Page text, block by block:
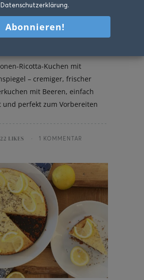
Ricotta-Kuchen mit
– cremiger, frischer
mit Beeren, einfach
und perfekt zum Vorbereiten
22 LIKES 1 KOMMENTAR
Datenschutzerklärung.